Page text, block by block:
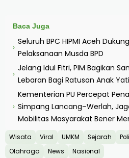
Baca Juga
›
Seluruh BPC HIPMI Aceh
Pelaksanaan Musda BPD
›
Jelang Idul Fitri, PIM Bagikan
Lebaran Bagi Ratusan Anak
›
Kementerian PU Percepat
Simpang Lancang–Werlah,
Mobilitas Masyarakat Bener
Wisata Viral UMKM Sejarah
Olahraga
News Nasional